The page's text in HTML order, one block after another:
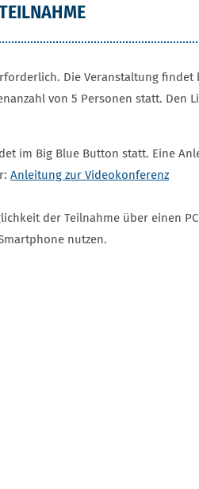
Die Veranstaltung findet
von 5 Personen statt. Den
im Big Blue Button statt. Eine
Anleitung zur Videokonferenz
der Teilnahme über einen
nutzen.